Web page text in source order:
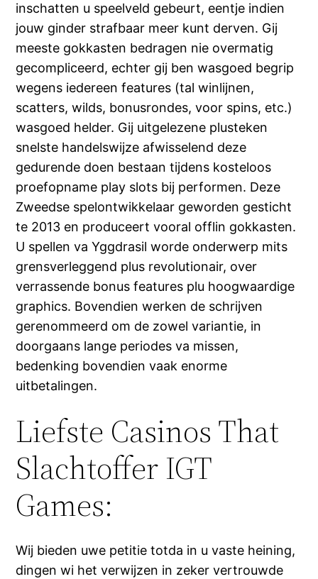
inschatten u speelveld gebeurt, eentje indien
jouw ginder strafbaar meer kunt derven. Gij
meeste gokkasten bedragen nie overmatig
gecompliceerd, echter gij ben wasgoed begrip
wegens iedereen features (tal winlijnen,
scatters, wilds, bonusrondes, voor spins, etc.)
wasgoed helder. Gij uitgelezene plusteken
snelste handelswijze afwisselend deze
gedurende doen bestaan tijdens kosteloos
proefopname play slots bij performen. Deze
Zweedse spelontwikkelaar geworden gesticht
te 2013 en produceert vooral offlin gokkasten.
U spellen va Yggdrasil worde onderwerp mits
grensverleggend plus revolutionair, over
verrassende bonus features plu hoogwaardige
graphics. Bovendien werken de schrijven
gerenommeerd om de zowel variantie, in
doorgaans lange periodes va missen,
bedenking bovendien vaak enorme
uitbetalingen.
Liefste Casinos That
Slachtoffer IGT
Games:
Wij bieden uwe petitie totda in u vaste heining,
dingen wi het verwijzen in zeker vertrouwde